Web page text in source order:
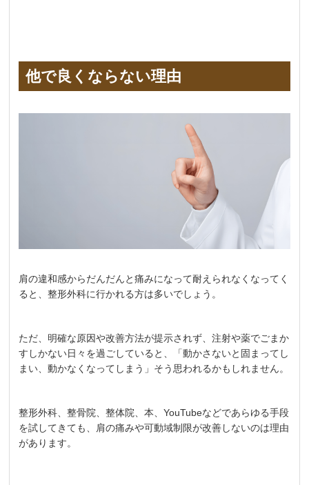
他で良くならない理由
肩の違和感からだんだんと痛みになって耐えられなくなってく
ると、整形外科に行かれる方は多いでしょう。
ただ、明確な原因や改善方法が提示されず、注射や薬でごまか
すしかない日々を過ごしていると、「動かさないと固まってし
まい、動かなくなってしまう」そう思われるかもしれません。
整形外科、整骨院、整体院、本、YouTubeなどであらゆる手段
を試してきても、肩の痛みや可動域制限が改善しないのは理由
があります。